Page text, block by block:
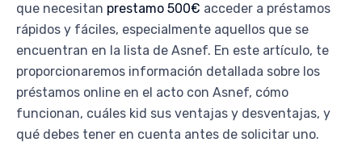
que necesitan prestamo 500€ acceder a préstamos
rápidos y fáciles, especialmente aquellos que se
encuentran en la lista de Asnef. En este artículo, te
proporcionaremos información detallada sobre los
préstamos online en el acto con Asnef, cómo
funcionan, cuáles kid sus ventajas y desventajas, y
qué debes tener en cuenta antes de solicitar uno.